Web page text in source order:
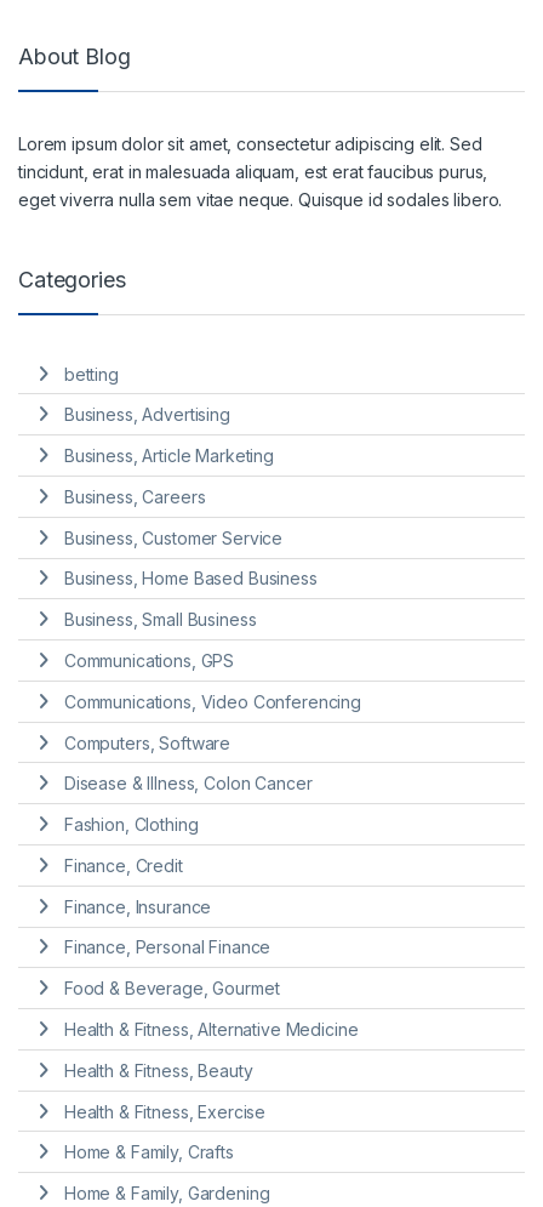
About Blog
Lorem ipsum dolor sit amet, consectetur adipiscing elit. Sed
tincidunt, erat in malesuada aliquam, est erat faucibus purus,
eget viverra nulla sem vitae neque. Quisque id sodales libero.
Categories
betting
Business, Advertising
Business, Article Marketing
Business, Careers
Business, Customer Service
Business, Home Based Business
Business, Small Business
Communications, GPS
Communications, Video Conferencing
Computers, Software
Disease & Illness, Colon Cancer
Fashion, Clothing
Finance, Credit
Finance, Insurance
Finance, Personal Finance
Food & Beverage, Gourmet
Health & Fitness, Alternative Medicine
Health & Fitness, Beauty
Health & Fitness, Exercise
Home & Family, Crafts
Home & Family, Gardening